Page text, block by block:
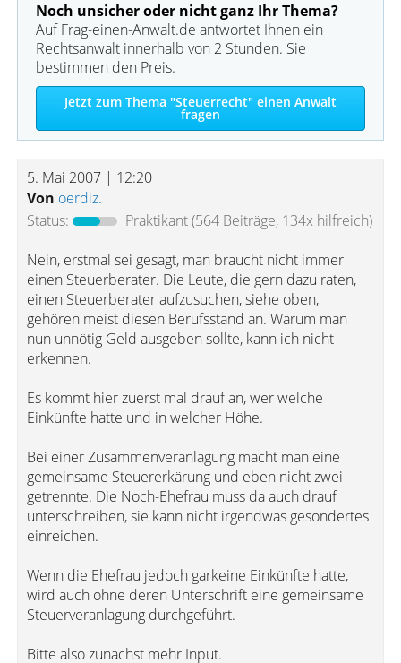
Noch unsicher oder nicht ganz Ihr Thema?
Auf Frag-einen-Anwalt.de antwortet Ihnen ein
Rechtsanwalt innerhalb von 2 Stunden. Sie
bestimmen den Preis.
Jetzt zum Thema "Steuerrecht" einen Anwalt
fragen
5. Mai 2007 | 12:20
Von oerdiz.
Status:
Praktikant(564 Beiträge, 134x hilfreich)
Nein, erstmal sei gesagt, man braucht nicht immer
einen Steuerberater. Die Leute, die gern dazu raten,
einen Steuerberater aufzusuchen, siehe oben,
gehören meist diesen Berufsstand an. Warum man
nun unnötig Geld ausgeben sollte, kann ich nicht
erkennen.
Es kommt hier zuerst mal drauf an, wer welche
Einkünfte hatte und in welcher Höhe.
Bei einer Zusammenveranlagung macht man eine
gemeinsame Steuererkärung und eben nicht zwei
getrennte. Die Noch-Ehefrau muss da auch drauf
unterschreiben, sie kann nicht irgendwas gesondertes
einreichen.
Wenn die Ehefrau jedoch garkeine Einkünfte hatte,
wird auch ohne deren Unterschrift eine gemeinsame
Steuerveranlagung durchgeführt.
Bitte also zunächst mehr Input.